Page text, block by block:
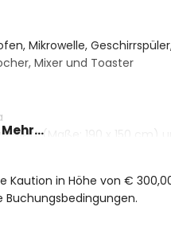
Mikrowelle,
Mixer und Toaster
Bett (Maße: 190 x 150 cm)
Toilette und Haartrockner
Mehr...
Kaution in Höhe von €